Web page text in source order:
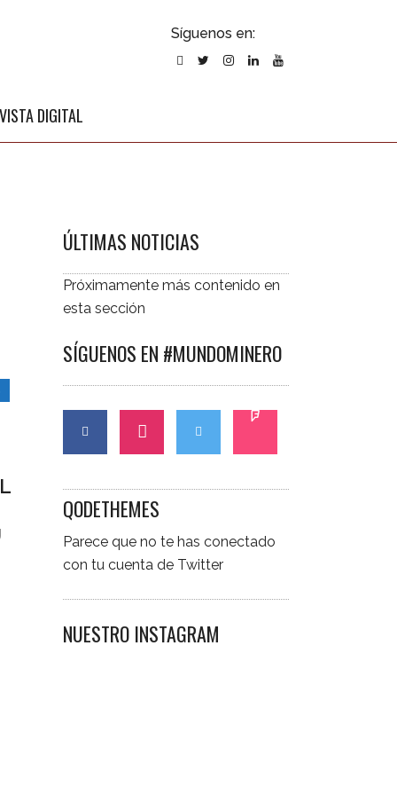
Síguenos en:
DIGITAL
ÚLTIMAS NOTICIAS
Próximamente más contenido en
esta sección
SÍGUENOS EN #MUNDOMINERO
QODETHEMES
Parece que no te has conectado
con tu cuenta de Twitter
NUESTRO INSTAGRAM